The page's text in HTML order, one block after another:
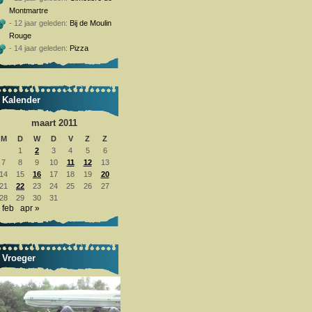
Montmartre
- 12 jaar geleden: Bij de Moulin
Rouge
- 14 jaar geleden: Pizza
Kalender
maart 2011
M D W D V Z
Z
1
2 3 4 5
6
7
8 9 10 11 12
13
14
15 16 17 18 19
20
21
22 23 24 25 26
27
28
29 30 31
feb apr »
Vroeger